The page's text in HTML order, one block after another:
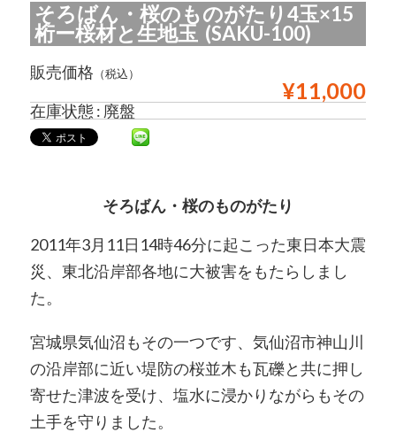
そろばん・桜のものがたり4玉×15
桁ー桜材と生地玉 (SAKU-100)
販売価格 （税込）
¥11,000
在庫状態 : 廃盤
そろばん・桜のものがたり
2011年3月11日14時46分に起こった東日本大震
災、東北沿岸部各地に大被害をもたらしまし
た。
宮城県気仙沼もその一つです、気仙沼市神山川
の沿岸部に近い堤防の桜並木も瓦礫と共に押し
寄せた津波を受け、塩水に浸かりながらもその
土手を守りました。